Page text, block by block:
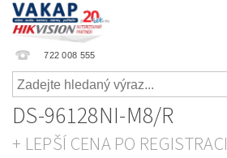
722 008 555
DS-96128NI-M8/R
+ LEPŠÍ CENA PO REGISTRACI